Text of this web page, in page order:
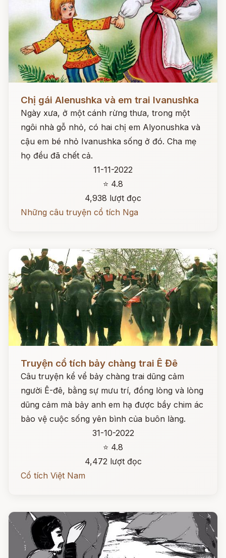
Chị gái Alenushka và em trai Ivanushka
Ngày xưa, ở một cánh rừng thưa, trong một
ngôi nhà gỗ nhỏ, có hai chị em Alyonushka và
cậu em bé nhỏ Ivanushka sống ở đó. Cha mẹ
họ đều đã chết cả.
11-11-2022
⭐ 4.8
4,938 lượt đọc
Những câu truyện cổ tích Nga
Truyện cổ tích bảy chàng trai Ê Đê
Câu truyện kể vể bảy chàng trai dũng cảm
người Ê-đê, bằng sự mưu trí, đồng lòng và lòng
dũng cảm mà bảy anh em hạ được bầy chim ác
bảo vệ cuộc sống yên bình của buôn làng.
31-10-2022
⭐ 4.8
4,472 lượt đọc
Cổ tích Việt Nam